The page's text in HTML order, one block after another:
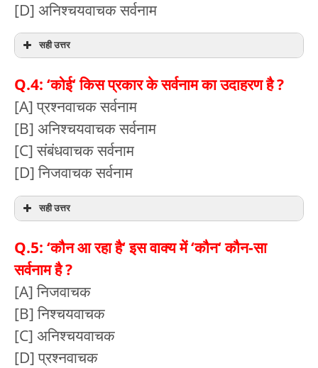
[D] अनिश्चयवाचक सर्वनाम
सही उत्तर
Q.4: ‘कोई‘ किस प्रकार के सर्वनाम का उदाहरण है ?
[A] प्रश्नवाचक सर्वनाम
[B] अनिश्चयवाचक सर्वनाम
[C] संबंधवाचक सर्वनाम
[D] निजवाचक सर्वनाम
सही उत्तर
Q.5: ‘कौन आ रहा है‘ इस वाक्य में ‘कौन‘ कौन-सा
सर्वनाम है ?
[A] निजवाचक
[B] निश्चयवाचक
[C] अनिश्चयवाचक
[D] प्रश्नवाचक